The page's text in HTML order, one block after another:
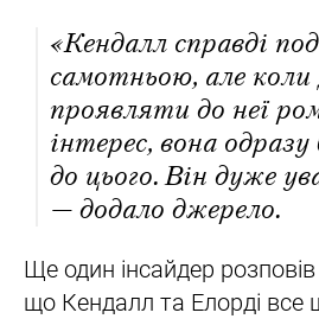
«Кендалл справді
самотньою, але
проявляти до неї
інтерес, вона
до цього. Він дуже
— додало джерело.
Ще один інсайдер розповів
що Кендалл та Елорді все